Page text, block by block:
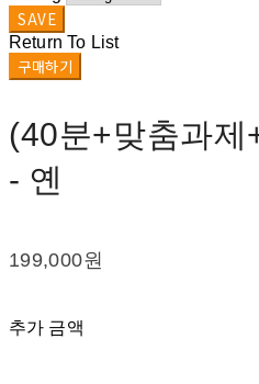
SAVE
Return To List
구매하기
(40분+맞춤과제
- 옌
199,000원
추가 금액